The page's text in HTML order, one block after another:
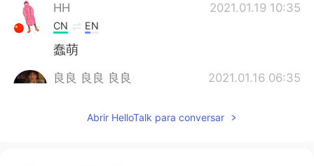
HH 2021.01.19 10:35
CN EN
蠢萌
良良 良良 良良 2021.01.16 06:35
我觉得做沙球挺有意思的因为这个世界
Abrir HelloTalk para conversar